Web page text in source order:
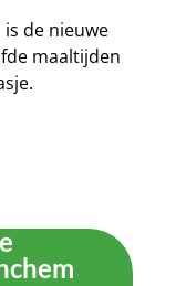
de nieuwe
maaltijden